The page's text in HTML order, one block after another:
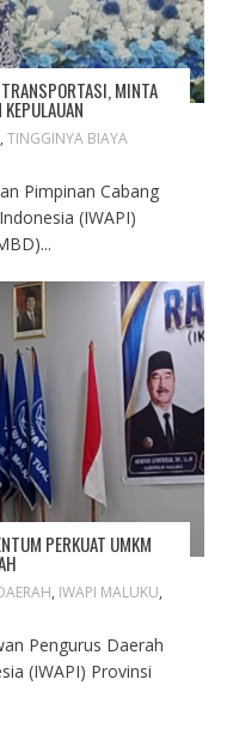
MINTA
, TINGGINYA BIAYA
Pimpinan Cabang
(IWAPI)
PERKUAT UMKM
, IWAPI MALUKU,
Pengurus Daerah
(IWAPI) Provinsi